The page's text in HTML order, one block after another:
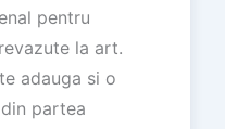
pentru
la art.
adauga si o
partea